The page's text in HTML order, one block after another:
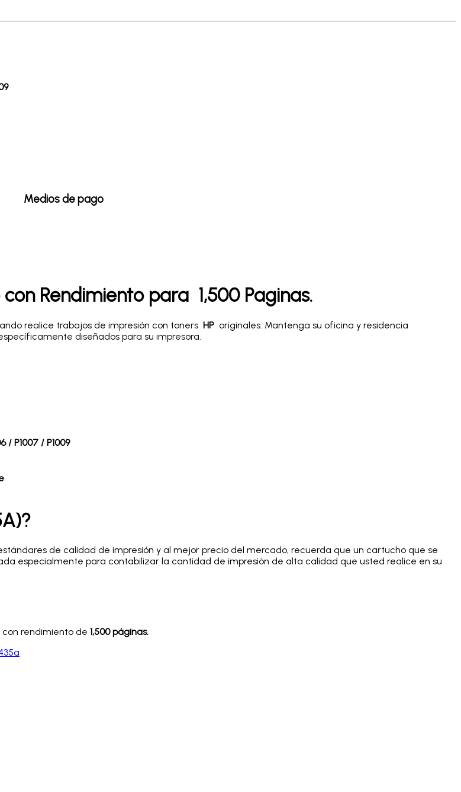
Medios de pago
Rendimiento para 1,500 Paginas.
realice trabajos de impresión con toners HP originales. Mantenga su oficina y residencia
diseñados para su impresora.
/ P1007 / P1009
de calidad de impresión y al mejor precio del mercado, recuerda que un cartucho que se
especialmente para contabilizar la cantidad de impresión de alta calidad que usted realice en su
con rendimiento de 1,500 páginas.